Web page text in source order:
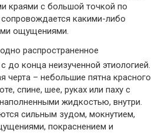
краями с большой точкой по
какими-либо
ощущениями.
распространенное
до конца неизученной этиологией.
черта – небольшие пятна красного
спине, шее, руках или паху с
жидкостью, внутри.
сильным зудом, мокнутием,
покраснением и